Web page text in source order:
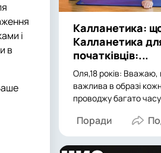
і
в
Калланетика:
Калланетика
початківців:...
Оля,18 років: Вважаю,
важлива в образі
проводжу багато
Поради